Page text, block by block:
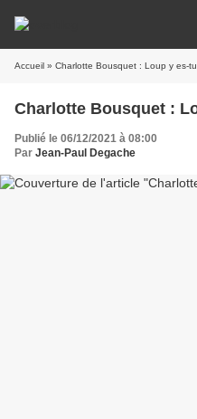
Accueil » Charlotte Bousquet : Loup y es-
Charlotte Bousquet :
Publié le 06/12/2021 à 08:00
Par Jean-Paul Degache